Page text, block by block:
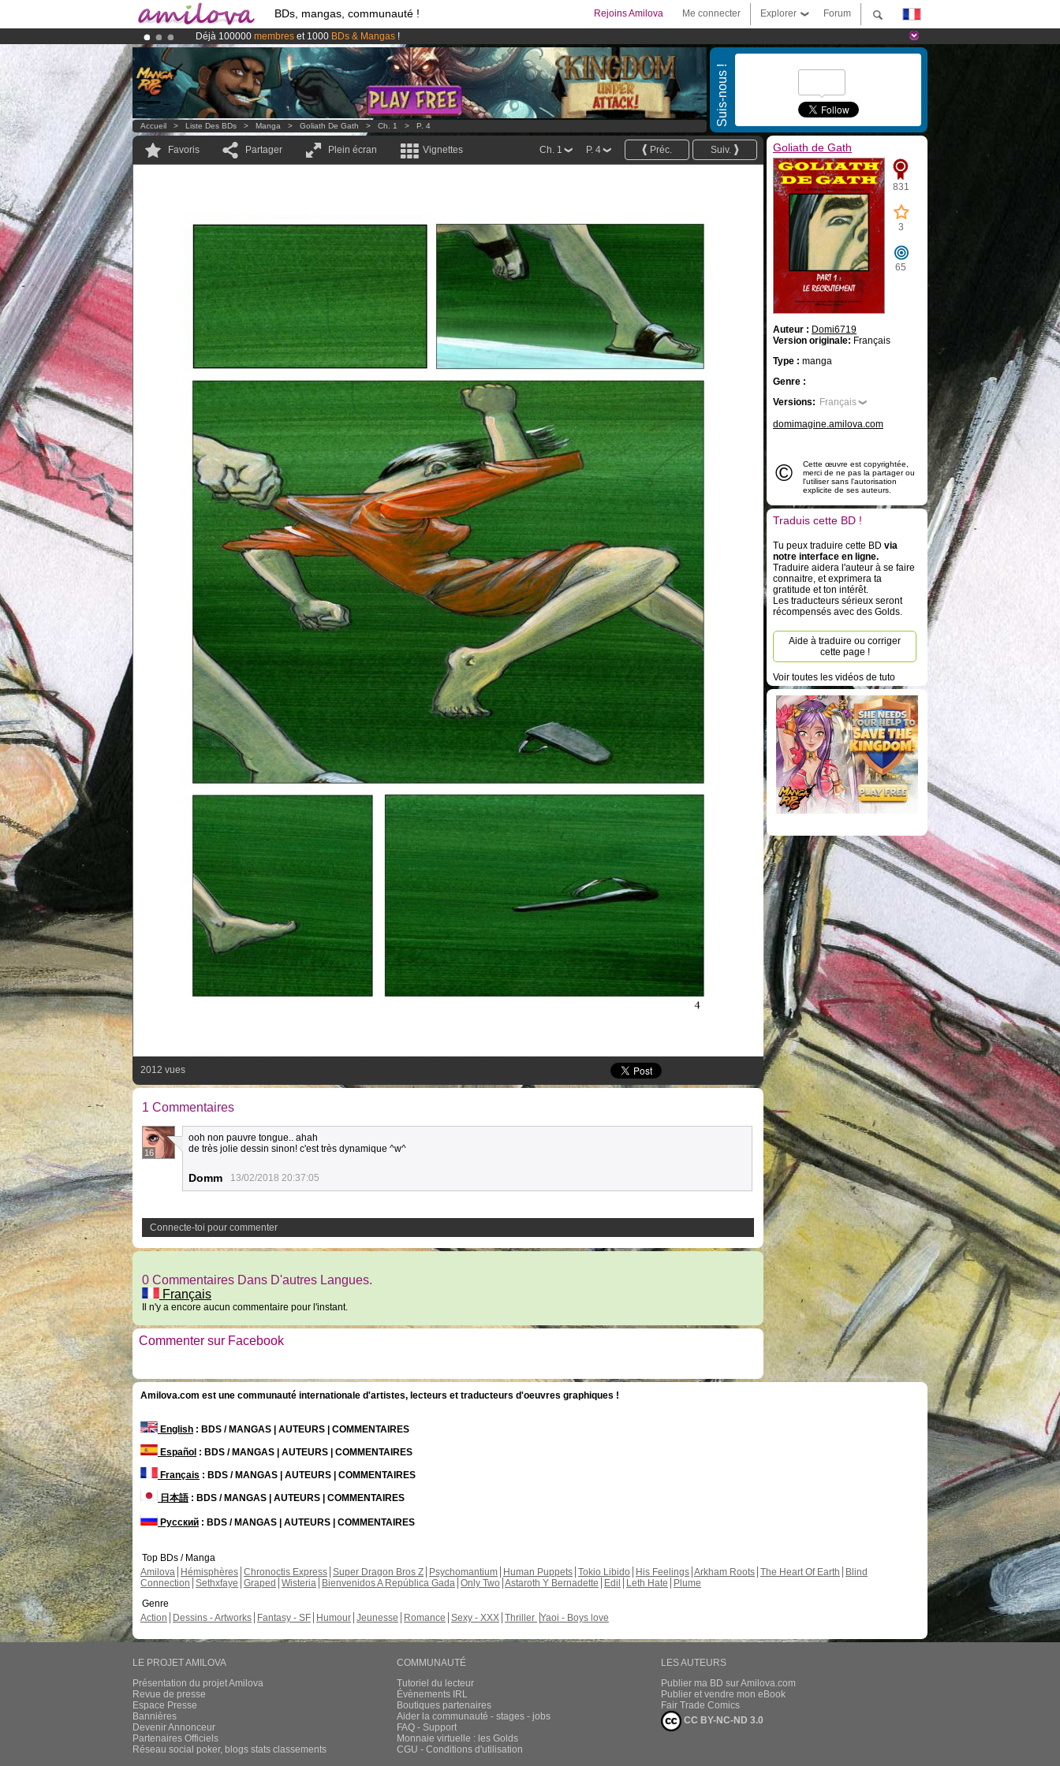
BDs, mangas, communauté ! Forum
Explorer
Me connecter
Rejoins Amilova
Déjà 100000 membres et 1000 BDs & Mangas !
LeKickstarter Amilova est désormais lancé!.
Abonnement premium: à partir de
3.95 eurospar mois !Clique ici pour t'abonner
Suis-nous !
Accueil > Liste Des BDs > Manga > Goliath De Gath > Ch. 1 > P. 4
Favoris Partager Plein écran Vignettes Suiv.
Préc.
P. 4
Ch. 1
2012 vues
1 Commentaires
16
ooh non pauvre tongue.. ahah
de très jolie dessin sinon! c'est très dynamique ^w^
Domm 13/02/2018 20:37:05
Connecte-toi pour commenter
0 Commentaires Dans D'autres Langues.
Français
Il n'y a encore aucun commentaire pour l'instant.
Commenter sur Facebook
Goliath de Gath
831
3
65
Auteur : Domi6719
Version originale: Français
Type : manga
Genre :
Versions: Français
domimagine.amilova.com
©
Cette œuvre est copyrightée,
merci de ne pas la partager ou
l'utiliser sans l'autorisation
explicite de ses auteurs.
Traduis cette BD !
Tu peux traduire cette BD via
notre interface en ligne.
Traduire aidera l'auteur à se faire
connaitre, et exprimera ta
gratitude et ton intérêt.
Les traducteurs sérieux seront
récompensés avec des Golds.
Aide à traduire ou corriger
cette page !
Voir toutes les vidéos de tuto
Amilova.com est une communauté internationale d'artistes, lecteurs et traducteurs d'oeuvres graphiques !
English : BDS / MANGAS | AUTEURS | COMMENTAIRES
Español : BDS / MANGAS | AUTEURS | COMMENTAIRES
Français : BDS / MANGAS | AUTEURS | COMMENTAIRES
日本語: BDS / MANGAS | AUTEURS | COMMENTAIRES
Русский : BDS / MANGAS | AUTEURS | COMMENTAIRES
Top BDs / Manga
Amilova
Hémisphères Chronoctis Express Super Dragon Bros Z Psychomantium Human Puppets Tokio Libido His Feelings Arkham Roots The Heart Of Earth
Blind
Connection Sethxfaye Graped Wisteria Bienvenidos A República Gada Only Two Astaroth Y Bernadette Edil Leth Hate
Plume
Genre
Action
Dessins - Artworks Fantasy - SF Humour Jeunesse Romance Sexy - XXX Thriller Yaoi - Boys love
LE PROJET AMILOVA
Présentation du projet Amilova
Revue de presse
Espace Presse
Bannières
Devenir Annonceur
Partenaires Officiels
Réseau social poker, blogs stats classements
COMMUNAUTÉ
Tutoriel du lecteur
Évènements IRL
Boutiques partenaires
Aider la communauté - stages - jobs
FAQ - Support
Monnaie virtuelle : les Golds
CGU - Conditions d'utilisation
LES AUTEURS
Publier ma BD sur Amilova.com
Publier et vendre mon eBook
Fair Trade Comics
CC BY-NC-ND 3.0